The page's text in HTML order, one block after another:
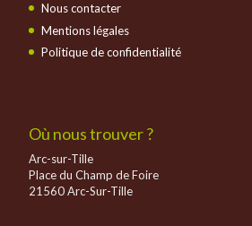
Nous contacter
Mentions légales
Politique de confidentialité
Où nous trouver ?
Arc-sur-Tille
Place du Champ de Foire
21560 Arc-Sur-Tille